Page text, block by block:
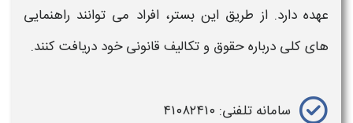
عهده دارد. از طریق این بستر، افراد می توانند راهنمایی
های کلی درباره حقوق و تکالیف قانونی خود دریافت کنند.
سامانه تلفنی: ۴۱۰۸۲۴۱۰